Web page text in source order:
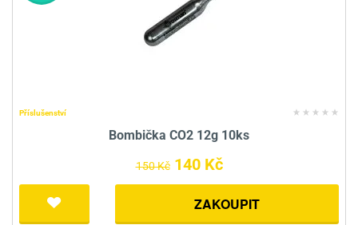
Příslušenství
Bombička CO2 12g 10ks
150 Kč 140 Kč
ZAKOUPIT